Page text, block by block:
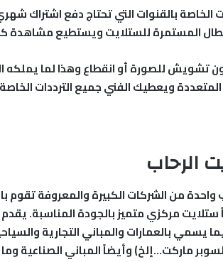
الخاصة بالقنوات التي تحتاج دفع اشتراك
المستمرة للستلايت ويستطيع مشاهدة
تشويش للصورة أو انقطاع وهذا لما يملكه
ويعطيك الفني جميع الترددات
الرحاب
من الشركات الكبيرة والمعروفة تقوم
مركزي متميز بالجودة المناسبة.يقدم
يسمي بالعمارات والمباني التجارية
ماركت…إلخ) وأيضاً المباني